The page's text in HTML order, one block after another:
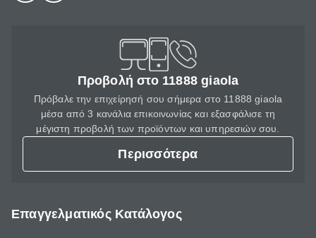
Προβολή στο 11888 giaola
Πρόβαλε την επιχείρησή σου σήμερα στο 11888 giaola
μέσα από 3 κανάλια επικοινωνίας και εξασφάλισε τη
μέγιστη προβολή των προϊόντων και υπηρεσιών σου.
Περισσότερα
Επαγγελματικός Κατάλογος